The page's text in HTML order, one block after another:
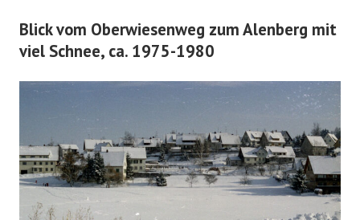
Blick vom Oberwiesenweg zum Alenberg mit
viel Schnee, ca. 1975-1980